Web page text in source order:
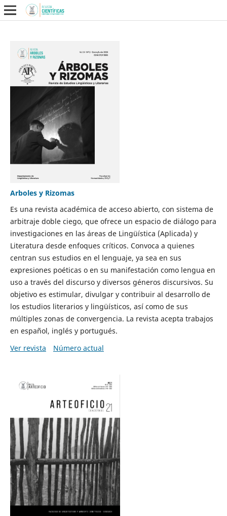
Arboles y Rizomas
Es una revista académica de acceso abierto, con sistema de
arbitraje doble ciego, que ofrece un espacio de diálogo para
investigaciones en las áreas de Lingüística (Aplicada) y
Literatura desde enfoques críticos. Convoca a quienes
centran sus estudios en el lenguaje, ya sea en sus
expresiones poéticas o en su manifestación como lengua en
uso a través del discurso y diversos géneros discursivos. Su
objetivo es estimular, divulgar y contribuir al desarrollo de
los estudios literarios y lingüísticos, así como de sus
múltiples zonas de convergencia. La revista acepta trabajos
en español, inglés y portugués.
Ver revista
Número actual